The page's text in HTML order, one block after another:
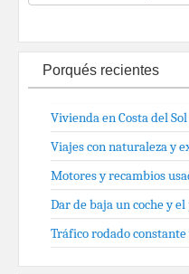
Porqués recientes
Vivienda en Costa del
Viajes con naturaleza y
Motores y recambios
Dar de baja un coche y
Tráfico rodado